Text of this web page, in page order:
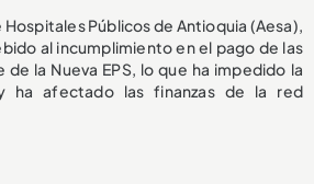
Hospitales Públicos de Antioquia (Aesa),
al incumplimiento en el pago de las
la Nueva EPS, lo que ha impedido la
ha afectado las finanzas de la red